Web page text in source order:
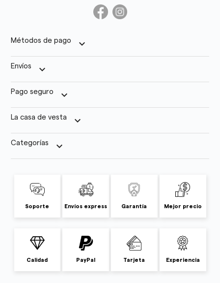
Métodos de pago keyboard_arrow_down
Envíos keyboard_arrow_down
Pago seguro keyboard_arrow_down
La casa de vesta keyboard_arrow_down
Categorías keyboard_arrow_down
Soporte Envíos express Garantía Mejor precio
Calidad PayPal Tarjeta Experiencia